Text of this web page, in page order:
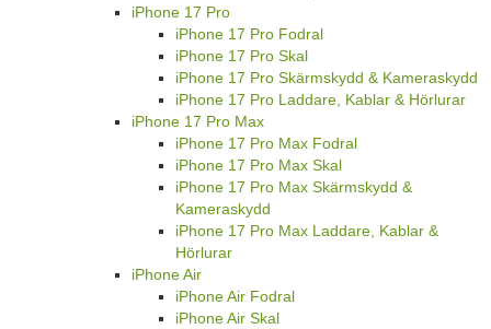
iPhone 17 Pro
iPhone 17 Pro Fodral
iPhone 17 Pro Skal
iPhone 17 Pro Skärmskydd & Kameraskydd
iPhone 17 Pro Laddare, Kablar & Hörlurar
iPhone 17 Pro Max
iPhone 17 Pro Max Fodral
iPhone 17 Pro Max Skal
iPhone 17 Pro Max Skärmskydd &
Kameraskydd
iPhone 17 Pro Max Laddare, Kablar &
Hörlurar
iPhone Air
iPhone Air Fodral
iPhone Air Skal